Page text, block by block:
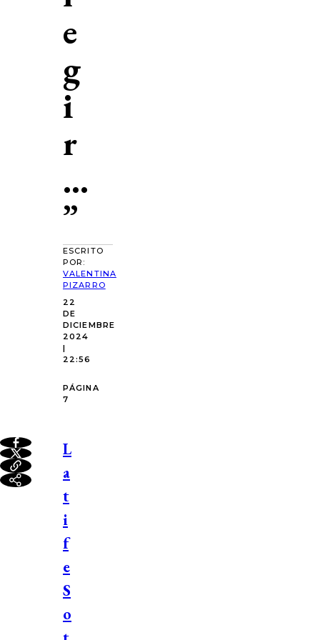
e
g
i
r
…
”
ESCRITO
POR:
VALENTINA
PIZARRO
22
DE
DICIEMBRE
2024
|
22:56
PÁGINA
7
L
a
t
i
f
e
S
o